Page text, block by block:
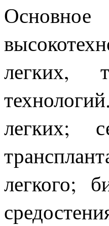
легких,
легких;
легкого;